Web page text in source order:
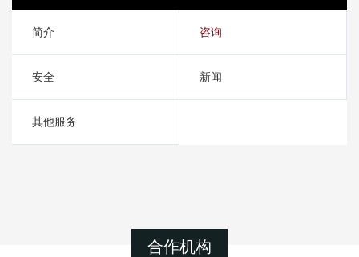
简介 咨询
安全 新闻
其他服务
合作机构